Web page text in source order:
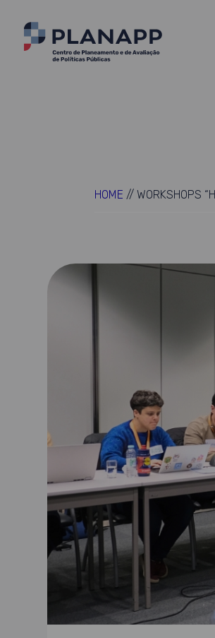
HOME // WORKSHOPS